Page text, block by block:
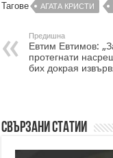
Тагове АГАТА КРИСТИ
Предишна
Евтим Евтимов:
протегнати
бих докрая
Свързани статии